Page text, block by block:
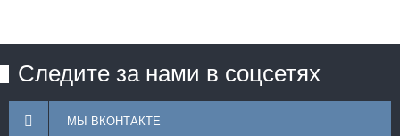
Следите за нами в соцсетях
МЫ ВКОНТАКТЕ